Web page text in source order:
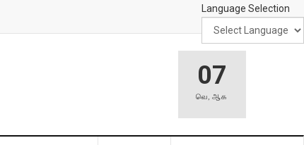
Language Selection
07
வெ,ஆக